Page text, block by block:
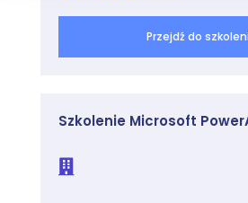
Przejdź do
Szkolenie Microsoft